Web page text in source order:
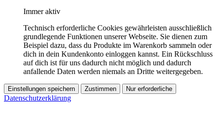
Immer aktiv
Technisch erforderliche Cookies gewährleisten ausschließlich
grundlegende Funktionen unserer Webseite. Sie dienen zum
Beispiel dazu, dass du Produkte im Warenkorb sammeln oder
dich in dein Kundenkonto einloggen kannst. Ein Rückschluss
auf dich ist für uns dadurch nicht möglich und dadurch
anfallende Daten werden niemals an Dritte weitergegeben.
Einstellungen speichern Zustimmen Nur erforderliche
Datenschutzerklärung